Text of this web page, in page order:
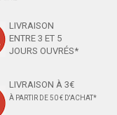
LIVRAISON
ENTRE 3 ET 5
JOURS OUVRÉS*
LIVRAISON À 3€
À PARTIR DE 50 € D'ACHAT*